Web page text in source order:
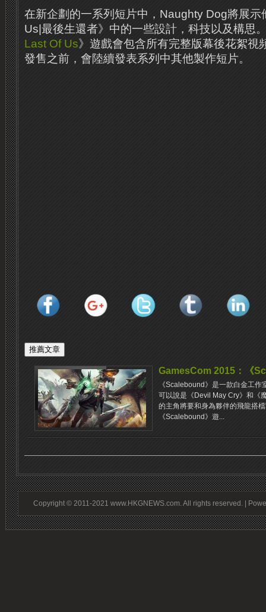
在新企劃的一系列短片中，Naughty Dog將展示
Us|最後生還者》中的一些設計，科技以及構思
Last Of Us》遊戲會包含所有完整版幕後花絮視
發售之前，會陸續發表系列中其他製作短片。
GamesCom 2015：《
《Scalebound》是一款白金工
可以說是《Devil May Cry》和《
的主角將要和身為夥伴的飛龍搭
《Scalebound》遊...
Copyright © 2011-2021 www.HKGNEWS.com. All rights reserved. |